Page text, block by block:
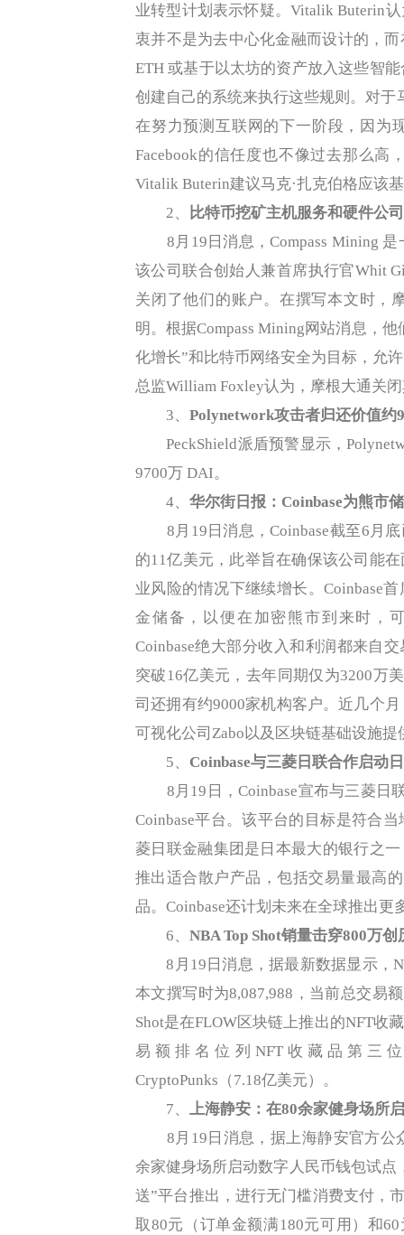
业转型计划表示怀疑。Vitalik Buterin
衷并不是为去中心化金融而设计的，
ETH 或基于以太坊的资产放入这些智
创建自己的系统来执行这些规则。对
在努力预测互联网的下一阶段，因为
Facebook的信任度也不像过去那么高
Vitalik Buterin建议马克·扎克伯格应该
2、
比特币挖矿主机服务和硬件公
8月19日消息，Compass Mining 是
该公司联合创始人兼首席执行官Whit
关闭了他们的账户。在撰写本文时，
明。根据Compass Mining网站消息，
化增长”和比特币网络安全为目标，允
总监William Foxley认为，摩根大通关
3、 Polynetwork攻击者归还价值约
PeckShield派盾预警显示，
9700万 DAI。
4、 华尔街日报：Coinbase为熊市
8月19日消息，Coinbase截至6月底
的11亿美元，此举旨在确保该公司能
业风险的情况下继续增长。Coinbase
金储备，以便在加密熊市到来时，
Coinbase绝大部分收入和利润都来自
突破16亿美元，去年同期仅为3200万
司还拥有约9000家机构客户。近几个
可视化公司Zabo以及区块链基础设施提
5、 Coinbase与三菱日联合作启动
8月19日，Coinbase宣布与三菱日
Coinbase平台。该平台的目标是符合
菱日联金融集团是日本最大的银行之
推出适合散户产品，包括交易量最高
品。Coinbase还计划未来在全球推出
6、 NBA Top Shot销量击穿800万创
8月19日消息，据最新数据显示，
本文撰写时为8,087,988，当前总交易
Shot是在FLOW区块链上推出的NFT收
易额排名位列NFT收藏品第三
CryptoPunks（7.18亿美元）。
7、 上海静安：在80余家健身场所
8月19日消息，据上海静安官方公
余家健身场所启动数字人民币钱包试
送”平台推出，进行无门槛消费支付，
取80元（订单金额满180元可用）和